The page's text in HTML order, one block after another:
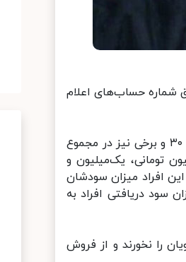
حساب‌های اعلام
با توجه به این که در سال ۹۹ برخی از سهام‌داران بخشی از سهام خود حدود ۳۰ و برخی نیز در مجموع
تومانی، یک‌میلیون و
هزار تومان است که این افراد میزان سودشان
سود دریافتی افراد به
را نخورند و از فروش